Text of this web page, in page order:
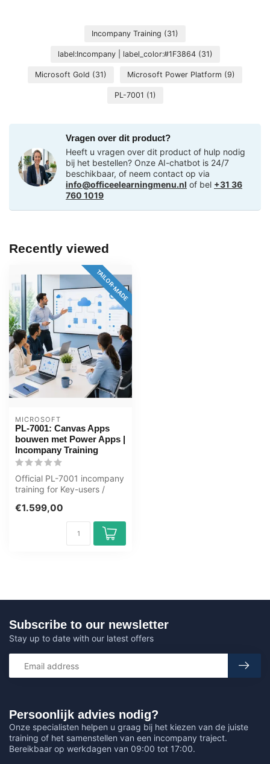
Incompany Training (31)
label:Incompany | label_color:#1F3864 (31)
Microsoft Gold (31) Microsoft Power Platform (9)
PL-7001 (1)
Vragen over dit product?
Heeft u vragen over dit product of hulp nodig
bij het bestellen? Onze AI-chatbot is 24/7
beschikbaar, of neem contact op via
info@officeelearningmenu.nl of bel +31 36
760 1019
Recently viewed
TAILOR-MADE
MICROSOFT
PL-7001: Canvas Apps
bouwen met Power Apps |
Incompany Training
Official PL-7001 incompany
training for Key-users /
custom...
€1.599,00
Persoonlijk advies nodig?
Onze specialisten helpen u graag bij het kiezen van de juiste
training of het samenstellen van een incompany traject.
Bereikbaar op werkdagen van 09:00 tot 17:00.
Subscribe to our newsletter
Stay up to date with our latest offers